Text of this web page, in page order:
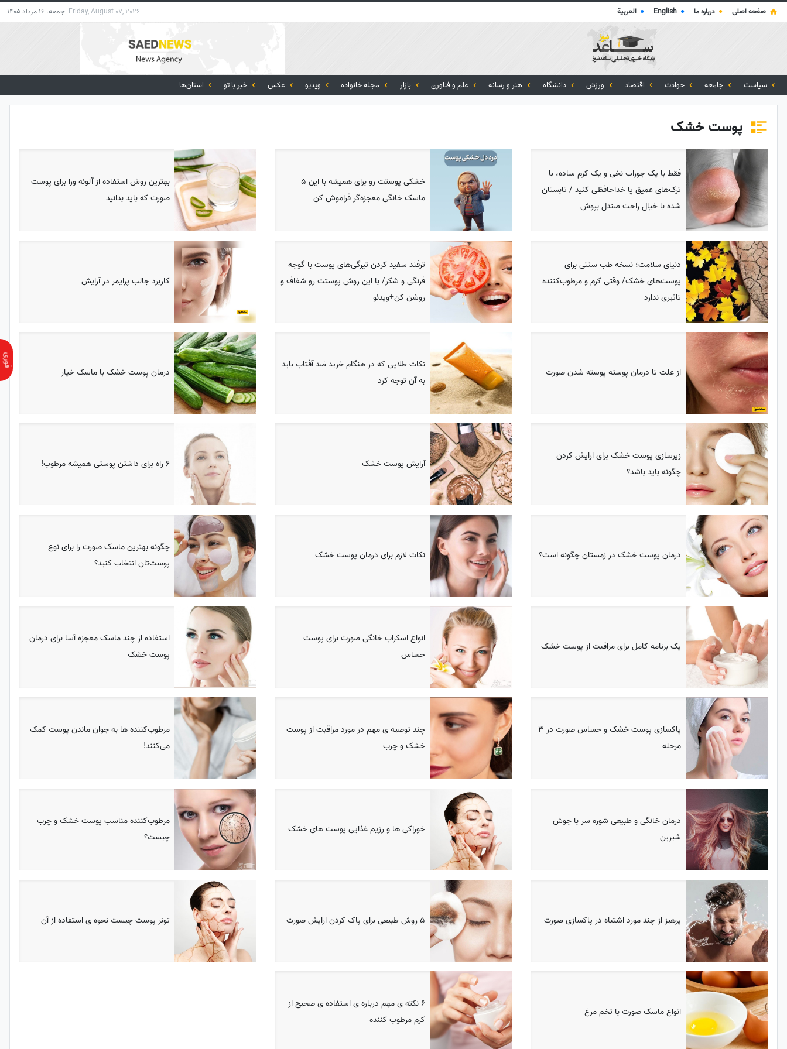
صفحه اصلی ● درباره ما ●
English
● العربية Friday, August 07, 2026 جمعه، 16 مرداد 1405
سیاست جامعه حوادث اقتصاد ورزش دانشگاه هنر و رسانه علم و فناوری بازار مجله خانواده ویدیو عکس خبر با تو استان‌ها
پوست خشک
فقط با یک جوراب نخی و یک کرم ساده، با
ترک‌های عمیق پا خداحافظی کنید / تابستان
شده با خیال راحت صندل بپوش
خشکی پوستت رو برای همیشه با این 5
ماسک خانگی معجزه‌گر فراموش کن
بهترین روش استفاده از آلوئه ورا برای پوست
صورت که باید بدانید
دنیای سلامت؛ نسخه طب سنتی برای
پوست‌های خشک/ وقتی کرم و مرطوب‌کننده
تاثیری ندارد
ترفند سفید کردن تیرگی‌های پوست با گوجه
فرنگی و شکر/ با این روش پوستت رو شفاف و
روشن کن+ویدئو
کاربرد جالب پرایمر در آرایش
از علت تا درمان پوسته پوسته شدن صورت
نکات طلایی که در هنگام خرید ضد آفتاب باید
به آن توجه کرد
درمان پوست خشک با ماسک خیار
زیرسازی پوست خشک برای ارایش کردن
چگونه باید باشد؟
آرایش پوست خشک ۶ راه برای داشتن پوستی همیشه مرطوب!
درمان پوست خشک در زمستان چگونه است؟ نکات لازم برای درمان پوست خشک
چگونه بهترین ماسک صورت را برای نوع
پوست‌تان انتخاب کنید؟
یک برنامه کامل برای مراقبت از پوست خشک
انواع اسکراب‌ خانگی صورت برای پوست
حساس
استفاده از چند ماسک معجزه آسا برای درمان
پوست خشک
پاکسازی پوست خشک و حساس صورت در 3
مرحله
چند توصیه ی مهم در مورد مراقبت از پوست‌
خشک و چرب
مرطوب‌کننده ها به جوان ماندن پوست کمک
می‌کنند!
درمان خانگی و طبیعی شوره سر با جوش
شیرین
خوراکی ها و رژیم غذایی پوست های خشک
مرطوب‌کننده مناسب پوست خشک و چرب
چیست؟
پرهیز از چند مورد اشتباه در پاکسازی صورت 5 روش طبیعی برای پاک کردن ارایش صورت تونر پوست چیست نحوه ی استفاده از آن
انواع ماسک صورت با تخم مرغ
6 نکته ی مهم درباره ی استفاده ی صحیح از
کرم مرطوب کننده